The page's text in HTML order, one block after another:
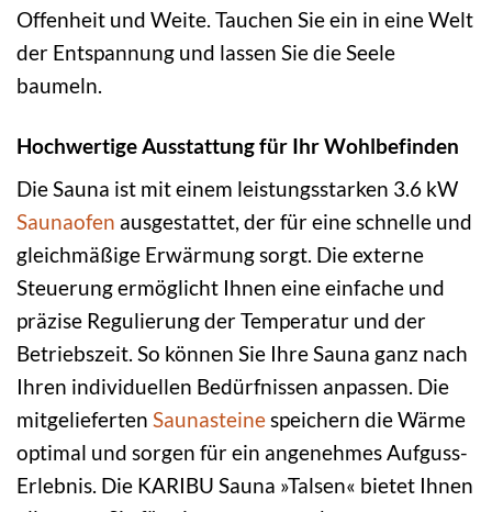
Offenheit und Weite. Tauchen Sie ein in eine Welt
der Entspannung und lassen Sie die Seele
baumeln.
Hochwertige Ausstattung für Ihr Wohlbefinden
Die Sauna ist mit einem leistungsstarken 3.6 kW
Saunaofen ausgestattet, der für eine schnelle und
gleichmäßige Erwärmung sorgt. Die externe
Steuerung ermöglicht Ihnen eine einfache und
präzise Regulierung der Temperatur und der
Betriebszeit. So können Sie Ihre Sauna ganz nach
Ihren individuellen Bedürfnissen anpassen. Die
mitgelieferten Saunasteinespeichern die Wärme
optimal und sorgen für ein angenehmes Aufguss-
Erlebnis. Die KARIBU Sauna »Talsen« bietet Ihnen